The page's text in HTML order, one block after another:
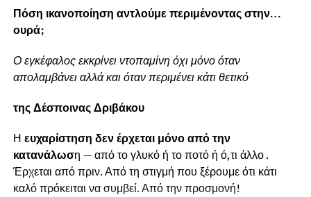
Πόση ικανοποίηση αντλούμε περιμένοντας στην…
ουρά;
Ο εγκέφαλος εκκρίνει ντοπαμίνη όχι μόνο όταν
απολαμβάνει αλλά και όταν περιμένει κάτι θετικό
της Δέσποινας Δριβάκου
Η ευχαρίστηση δεν έρχεται μόνο από την
κατανάλωση — από το γλυκό ή το ποτό ή ό,τι άλλο .
Έρχεται από πριν. Από τη στιγμή που ξέρουμε ότι κάτι
καλό πρόκειται να συμβεί. Από την προσμονή!